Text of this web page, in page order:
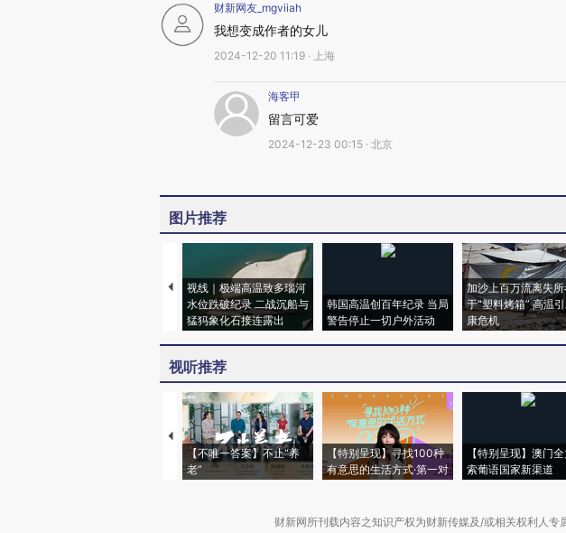
财新网友_mgviiah
我想变成作者的女儿
2024-12-20 11:19 · 上海
海客甲
留言可爱
2024-12-23 00:15 · 北京
图片推荐
视线｜极端高温致多瑙河
水位跌破纪录 二战沉船与
猛犸象化石接连露出
韩国高温创百年纪录 当局
警告停止一切户外活动
加沙上百万流离失所
于“塑料烤箱” 高温
康危机
视听推荐
【不唯一答案】不止“养
老”
【特别呈现】寻找100种
有意思的生活方式·第一对
【特别呈现】澳门
索葡语国家新渠道
财新网所刊载内容之知识产权为财新传媒及/或相关权利人专